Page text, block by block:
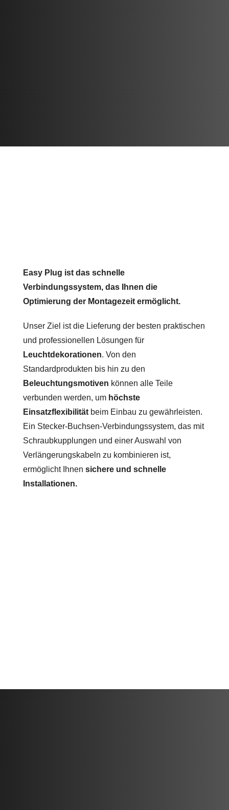
Easy Plug ist das schnelle
Verbindungssystem, das Ihnen die
Optimierung der Montagezeit ermöglicht.
Unser Ziel ist die Lieferung der besten praktischen
und professionellen Lösungen für
Leuchtdekorationen. Von den
Standardprodukten bis hin zu den
Beleuchtungsmotiven können alle Teile
verbunden werden, um höchste
Einsatzflexibilitätbeim Einbau zu gewährleisten.
Ein Stecker-Buchsen-Verbindungssystem, das mit
Schraubkupplungen und einer Auswahl von
Verlängerungskabeln zu kombinieren ist,
ermöglicht Ihnen sichere und schnelle
Installationen.